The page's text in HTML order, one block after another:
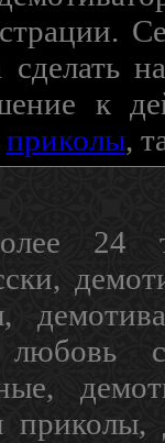
к
приколы,
24
любовь
приколы,